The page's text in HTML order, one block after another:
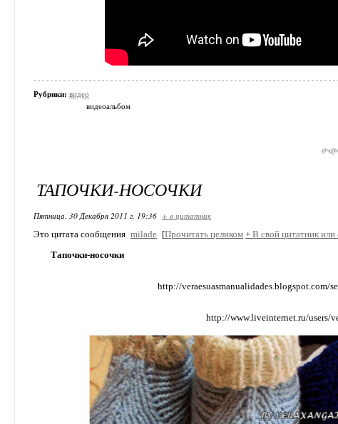
Рубрики: видео
видеоальбом
ТАПОЧКИ-НОСОЧКИ
Пятница, 30 Декабря 2011 г. 19:36 + в цитатник
Это цитата сообщения milade [Прочитать целиком + В свой цитатник
Тапочки-носочки
http://veraesuasmanualidades.blogspot.com/
http://www.liveinternet.ru/users/